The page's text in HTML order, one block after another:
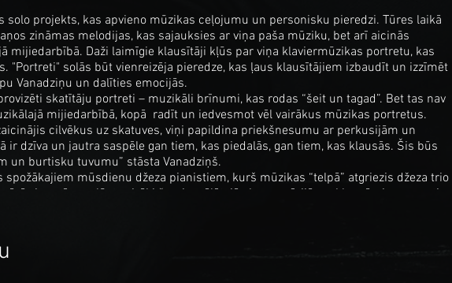
solo projekts, kas apvieno mūzikas ceļojumu un personisku pieredzi. Tūres laikā
zināmas melodijas, kas sajauksies ar viņa paša mūziku, bet arī aicinās
mijiedarbībā. Daži laimīgie klausītāji kļūs par viņa klaviermūzikas portretu, kas
"Portreti" solās būt vienreizēja pieredze, kas ļaus klausītājiem izbaudīt un izzīmēt
Vanadziņu un dalīties emocijās.
skatītāju portreti – muzikāli brīnumi, kas rodas “šeit un tagad”. Bet tas nav
mijiedarbībā, kopā radīt un iedvesmot vēl vairākus mūzikas portretus.
cilvēkus uz skatuves, viņi papildina priekšnesumu ar perkusijām un
dzīva un jautra saspēle gan tiem, kas piedalās, gan tiem, kas klausās. Šis būs
un burtisku tuvumu” stāsta Vanadziņš.
mūsdienu džeza pianistiem, kurš mūzikas “telpā” atgriezis džeza trio
vienmēr saplūst vairāki žanri, spēlētajās kompozīcijās saklausāmi neparasti
lai piedzīvotu skaistumu un enerģiju, kas slēpjas aiz katra portreta un